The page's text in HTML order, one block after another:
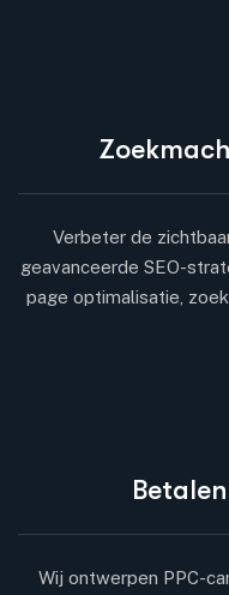
Verbeter de
geavanceerde SEO-
page optimalisatie,
Wij ontwerpen PPC-